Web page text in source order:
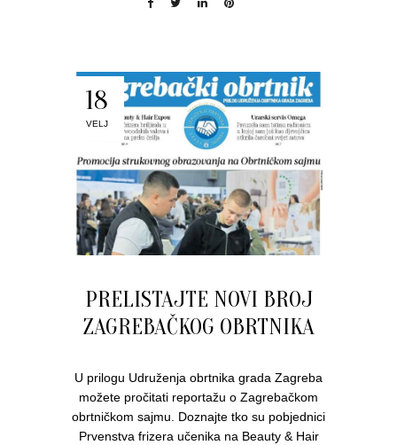
18
VELJ
PRELISTAJTE NOVI BROJ
ZAGREBAČKOG OBRTNIKA
U prilogu Udruženja obrtnika grada Zagreba
možete pročitati reportažu o Zagrebačkom
obrtničkom sajmu. Doznajte tko su pobjednici
Prvenstva frizera učenika na Beauty & Hair